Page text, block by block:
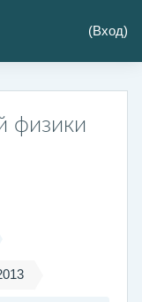
(Вход)
физики